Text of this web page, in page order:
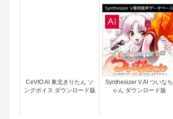
CeVIO AI 東北きりたん ソ
ングボイス ダウンロード版
Synthesizer V AI ついなち
ゃん ダウンロード版